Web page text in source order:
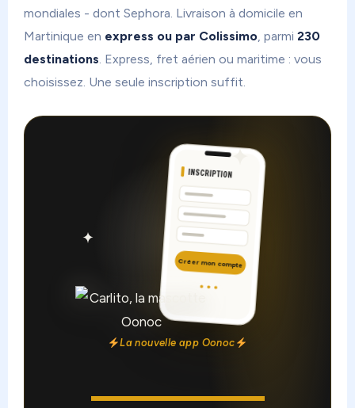
mondiales - dont Sephora. Livraison à domicile en
Martinique en express ou par Colissimo, parmi 230
destinations. Express, fret aérien ou maritime : vous
choisissez. Une seule inscription suffit.
La nouvelle app Oonoc
INSCRIPTION
Créer mon compte